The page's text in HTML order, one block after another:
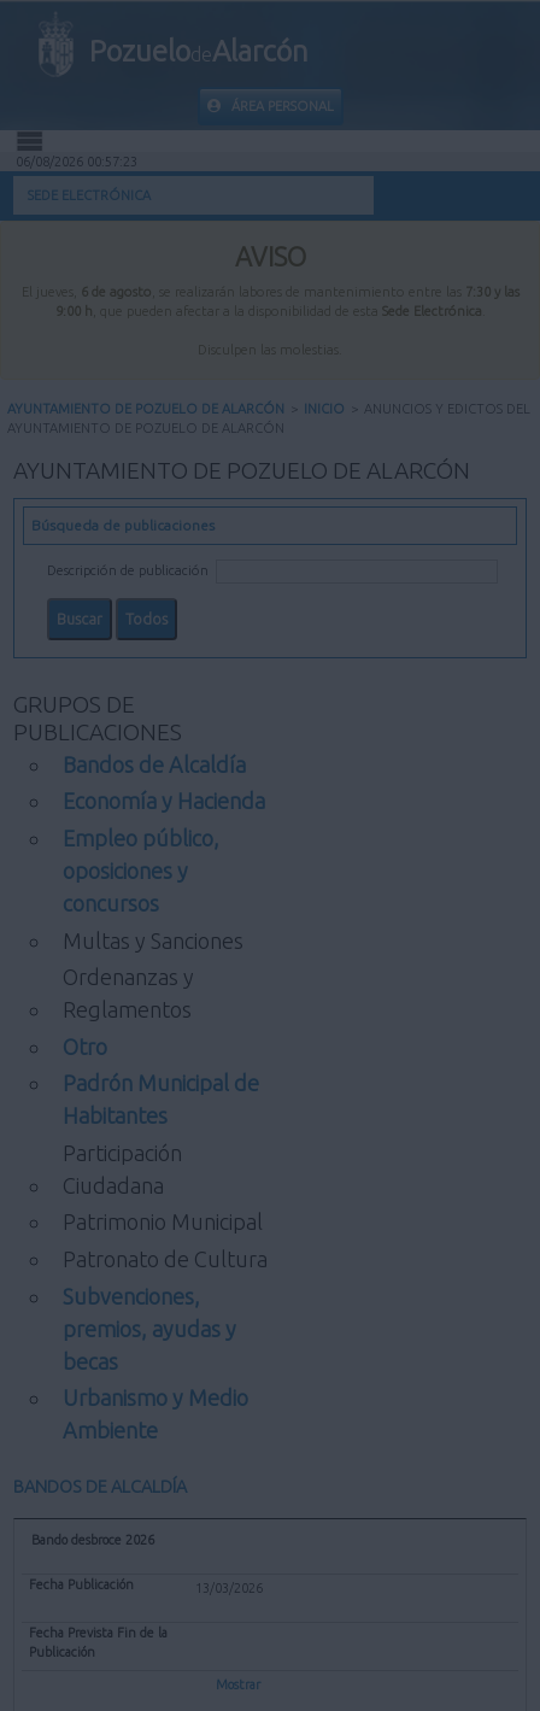
PozuelodeAlarcón
ÁREA PERSONAL
INICIO
INFORMACIÓN PÚBLICA
MI CARPETA
AYUDA
06/08/2026 00:57:24
SEDE ELECTRÓNICA
AVISO
El jueves, 6 de agosto , se realizarán labores de mantenimiento entre las
7:30 y las
9:00 h , que pueden afectar a la disponibilidad de esta Sede Electrónica
Disculpen las molestias.
AYUNTAMIENTO DE POZUELO DE ALARCÓN > INICIO > ANUNCIOS Y EDICTOS DEL
AYUNTAMIENTO DE POZUELO DE ALARCÓN
AYUNTAMIENTO DE POZUELO DE ALARCÓN
Búsqueda de publicaciones
Descripción de publicación
GRUPOS DE
PUBLICACIONES
Bandos de Alcaldía
Economía y Hacienda
Empleo público,
oposiciones y
concursos
Multas y Sanciones
Ordenanzas y
Reglamentos
Otro
Padrón Municipal de
Habitantes
Participación
Ciudadana
Patrimonio Municipal
Patronato de Cultura
Subvenciones,
premios, ayudas y
becas
Urbanismo y Medio
Ambiente
BANDOS DE ALCALDÍA
Bando desbroce 2026
13/03/2026
Mostrar